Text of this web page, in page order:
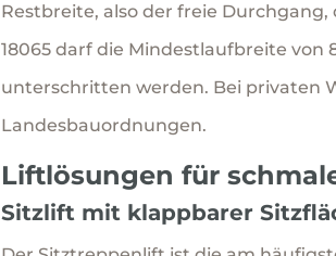
Restbreite, also der freie
18065 darf die Mindestlaufbreite
unterschritten werden. Bei privaten
Landesbauordnungen.
Liftlösungen für
Sitzlift mit klappbarer